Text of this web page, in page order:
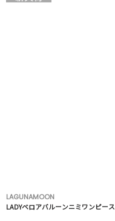
LAGUNAMOON
LADYベロアバルーンニミワンピース